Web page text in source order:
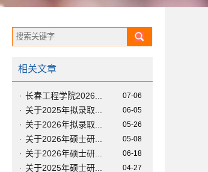
相关文章
· 长春工程学院2026...
07-06
· 关于2025年拟录取...
06-05
· 关于2026年拟录取...
05-26
· 关于2026年硕士研...
05-08
· 关于2026年硕士研...
06-18
· 关于2025年硕士研...
04-27